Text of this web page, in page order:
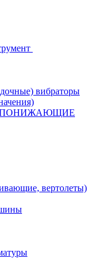
вибраторы
ПОНИЖАЮЩИЕ
вертолеты)